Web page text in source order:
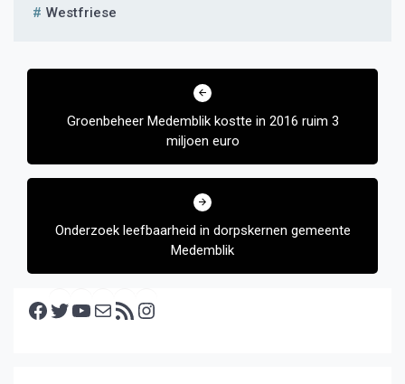
Westfriese
Bericht
Groenbeheer Medemblik kostte in 2016 ruim 3
miljoen euro
Onderzoek leefbaarheid in dorpskernen gemeente
Medemblik
Facebook Twitter YouTube E-mail RSS feed